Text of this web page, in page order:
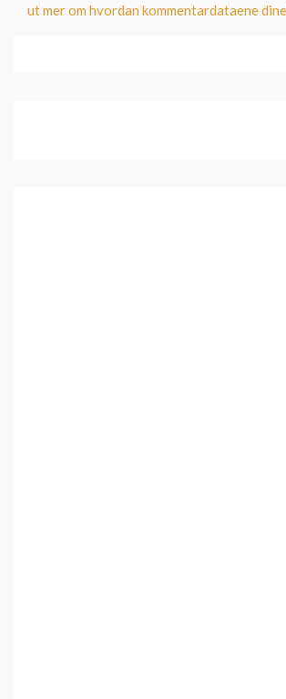
ut mer om hvordan kommentardataene